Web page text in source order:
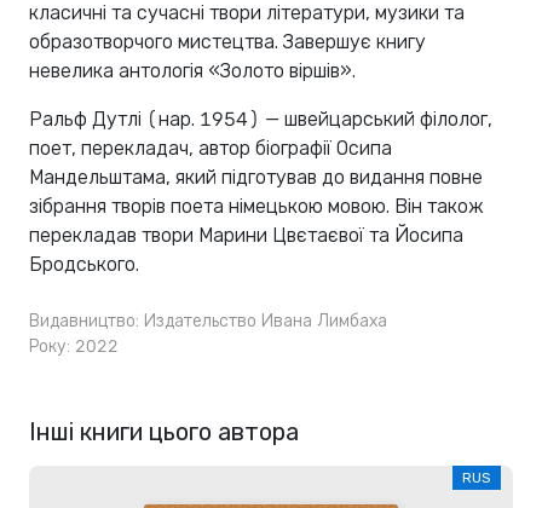
класичні та сучасні твори літератури, музики та
образотворчого мистецтва. Завершує книгу
невелика антологія «Золото віршів».
Ральф Дутлі (нар. 1954) — швейцарський філолог,
поет, перекладач, автор біографії Осипа
Мандельштама, який підготував до видання повне
зібрання творів поета німецькою мовою. Він також
перекладав твори Марини Цвєтаєвої та Йосипа
Бродського.
Видавництво: Издательство Ивана Лимбаха
Року: 2022
Інші книги цього автора
RUS